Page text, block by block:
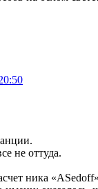
не оттуда.
ника